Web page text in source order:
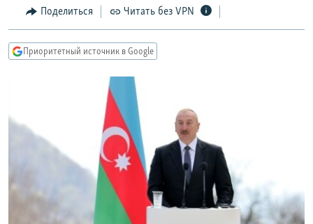
Вернутся
КУЛЬТУРА
КАВКАЗ.РЕАЛИИ
СИБИРЬ.РЕАЛИИ
РАСПИСАНИЕ ВЕЩАНИЯ
ПОДПИШИТЕСЬ НА РАССЫЛКУ
СОЦИАЛЬНЫЕ СЕТИ
Поделиться Читать без VPN
Приоритетный источник в Google